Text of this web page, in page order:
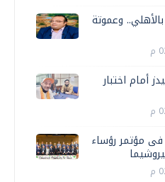
وعموتة
أمام اختبار
فى مؤتمر رؤساء